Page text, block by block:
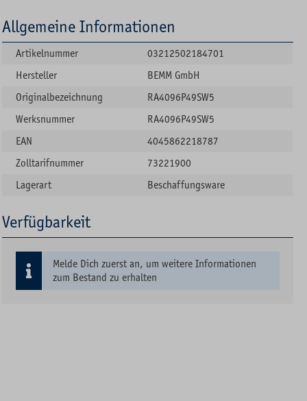
Allgemeine Informationen
Artikelnummer
03212502184701
Hersteller
BEMM GmbH
Originalbezeichnung
RA4096P49SW5
Werksnummer
RA4096P49SW5
EAN
4045862218787
Zolltarifnummer
73221900
Lagerart
Beschaffungsware
Verfügbarkeit
Melde Dich zuerst an, um weitere Informationen
zum Bestand zu erhalten